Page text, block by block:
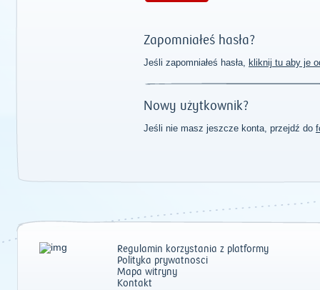
Zapomniałeś hasła?
Jeśli zapomniałeś hasła, kliknij tu aby je
Nowy użytkownik?
Jeśli nie masz jeszcze konta, przejdź do
Regulamin korzystania z platformy
Polityka prywatności
Mapa witryny
Kontakt